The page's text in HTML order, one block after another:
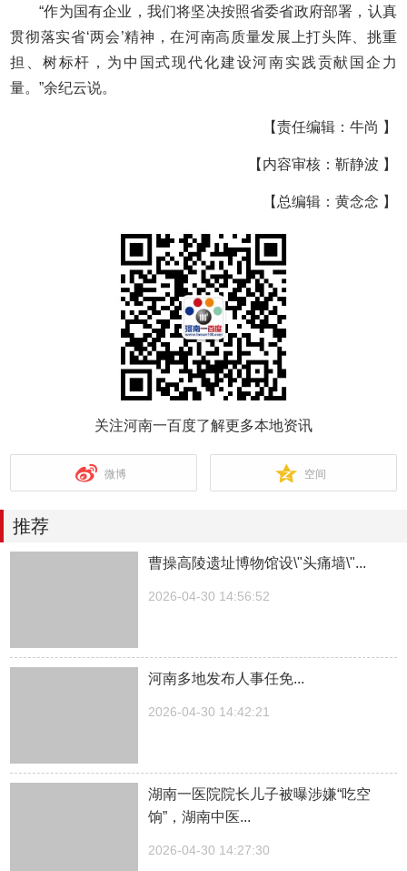
“作为国有企业，我们将坚决按照省委省政府部署，认真
贯彻落实省‘两会’精神，在河南高质量发展上打头阵、挑重
担、树标杆，为中国式现代化建设河南实践贡献国企力
量。”余纪云说。
【责任编辑：牛尚 】
【内容审核：靳静波 】
【总编辑：黄念念 】
关注河南一百度了解更多本地资讯
微博 空间
推荐
曹操高陵遗址博物馆设\"头痛墙\"...
2026-04-30 14:56:52
河南多地发布人事任免...
2026-04-30 14:42:21
湖南一医院院长儿子被曝涉嫌“吃空
饷”，湖南中医...
2026-04-30 14:27:30